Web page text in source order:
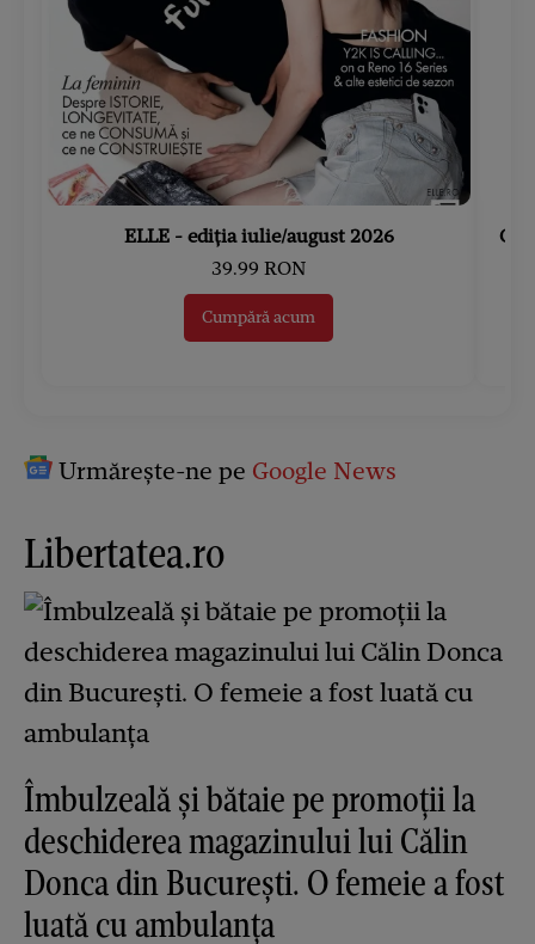
ELLE - ediția iulie/august 2026
39.99 RON
Cumpără acum
Urmărește-ne pe Google News
Libertatea.ro
Îmbulzeală și bătaie pe promoții la
deschiderea magazinului lui Călin
Donca din București. O femeie a fost
luată cu ambulanța